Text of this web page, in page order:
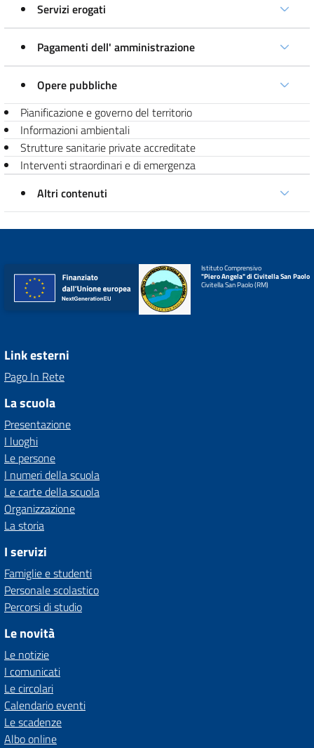
Servizi erogati
Pagamenti dell' amministrazione
Opere pubbliche
Pianificazione e governo del territorio
Informazioni ambientali
Strutture sanitarie private accreditate
Interventi straordinari e di emergenza
Altri contenuti
Istituto Comprensivo
"Piero Angela" di Civitella San Paolo
Civitella San Paolo (RM)
Link esterni
Pago In Rete
La scuola
Presentazione
I luoghi
Le persone
I numeri della scuola
Le carte della scuola
Organizzazione
La storia
I servizi
Famiglie e studenti
Personale scolastico
Percorsi di studio
Le novità
Le notizie
I comunicati
Le circolari
Calendario eventi
Le scadenze
Albo online